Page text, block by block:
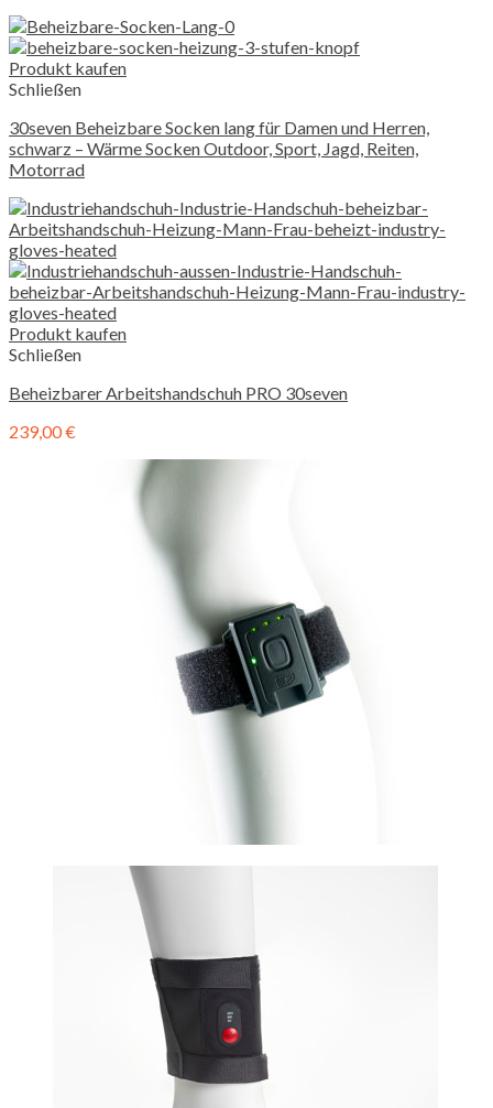
Produkt kaufen
Schließen
30seven Beheizbare Socken lang für Damen und Herren,
schwarz – Wärme Socken Outdoor, Sport, Jagd, Reiten,
Motorrad
Produkt kaufen
Schließen
Beheizbarer Arbeitshandschuh PRO 30seven
239,00€